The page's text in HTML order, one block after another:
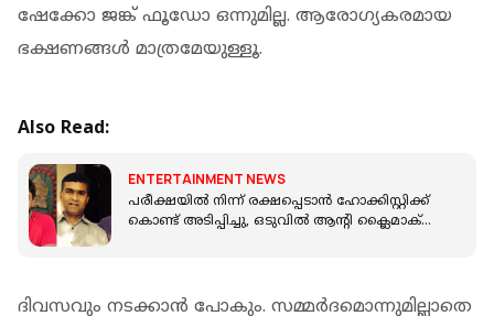
ഷേക്കോ ജങ്ക് ഫൂഡോ ഒന്നുമില്ല. ആരോഗ്യകരമായ
ഭക്ഷണങ്ങൾ മാത്രമേയുള്ളൂ.
Also Read:
ENTERTAINMENT NEWS
പരീക്ഷയില്‍ നിന്ന് രക്ഷപ്പെടാന്‍ ഹോക്കിസ്റ്റിക്ക്
കൊണ്ട് അടിപ്പിച്ചു, ഒടുവില്‍ ആന്റി ക്ലൈമാക്‌സ്;
ദിവസവും നടക്കാൻ പോകും. സമ്മർദമൊന്നുമില്ലാതെ